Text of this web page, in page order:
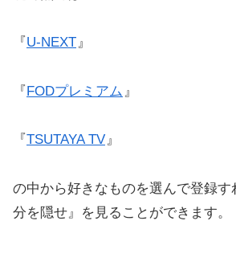
『 U-NEXT』
『FODプレミアム 』
『 TSUTAYA TV』
の中から好きなものを選んで登録す
分を隠せ』を見ることができます。